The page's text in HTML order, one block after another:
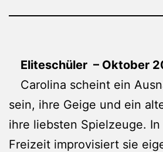
Eliteschüler – Oktober
Carolina scheint ein
sein, ihre Geige und ein
ihre liebsten Spielzeuge.
Freizeit improvisiert sie